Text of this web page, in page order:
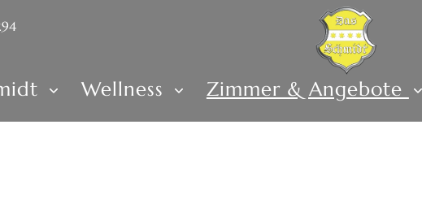
Wellness Zimmer & Angebote